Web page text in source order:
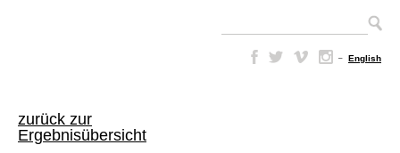
– English
zurück zur
Ergebnisübersicht